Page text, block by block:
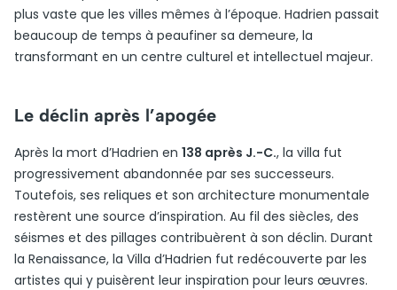
plus vaste que les villes mêmes à l’époque. Hadrien passait
beaucoup de temps à peaufiner sa demeure, la
transformant en un centre culturel et intellectuel majeur.
Le déclin après l’apogée
Après la mort d’Hadrien en 138 après J.-C., la villa fut
progressivement abandonnée par ses successeurs.
Toutefois, ses reliques et son architecture monumentale
restèrent une source d’inspiration. Au fil des siècles, des
séismes et des pillages contribuèrent à son déclin. Durant
la Renaissance, la Villa d’Hadrien fut redécouverte par les
artistes qui y puisèrent leur inspiration pour leurs œuvres.